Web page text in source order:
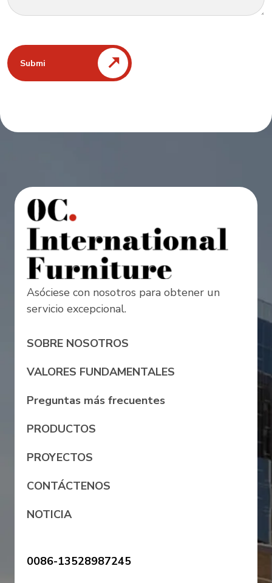
Submi
Asóciese con nosotros para obtener un
servicio excepcional.
SOBRE NOSOTROS
VALORES FUNDAMENTALES
Preguntas más frecuentes
PRODUCTOS
PROYECTOS
CONTÁCTENOS
NOTICIA
0086-13528987245